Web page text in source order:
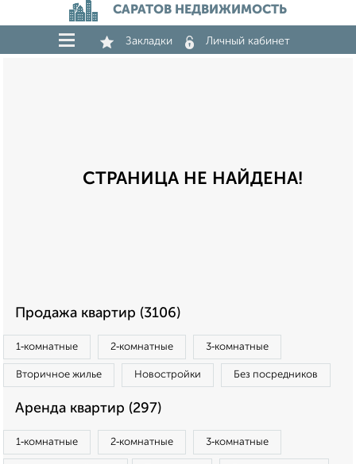
САРАТОВ НЕДВИЖИМОСТЬ
Закладки Личный кабинет
СТРАНИЦА НЕ НАЙДЕНА!
Продажа квартир (3106)
1‑комнатные 2‑комнатные 3‑комнатные
Вторичное жилье Новостройки Без посредников
Аренда квартир (297)
1‑комнатные 2‑комнатные 3‑комнатные